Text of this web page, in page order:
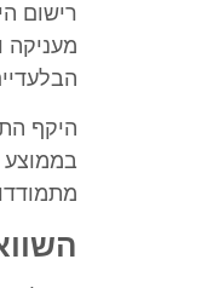
רישום
מעניקה
בממוצע